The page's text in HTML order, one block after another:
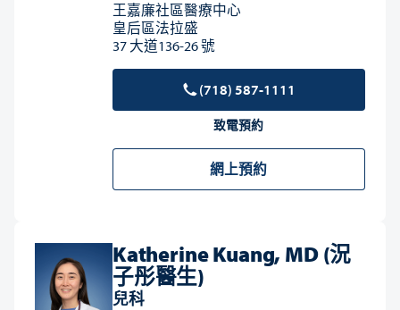
王嘉廉社區醫療中心
皇后區法拉盛
37 大道136-26 號
(718) 587-1111
致電預約
網上預約
Katherine Kuang, MD (況
子彤醫生)
兒科